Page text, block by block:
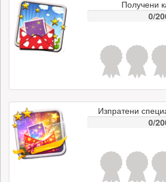
Получени
0/
Изпратени
0/